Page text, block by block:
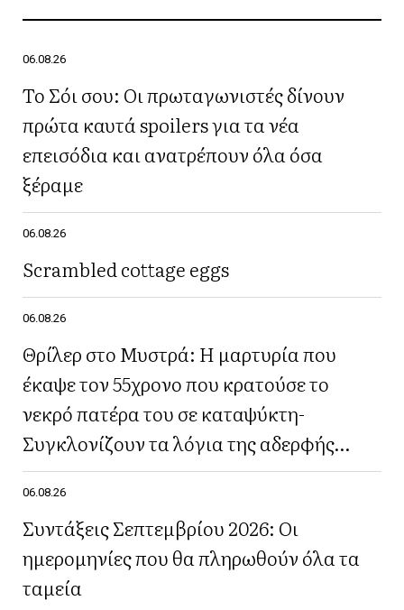
06.08.26
Το Σόι σου: Οι πρωταγωνιστές δίνουν
πρώτα καυτά spoilers για τα νέα
επεισόδια και ανατρέπουν όλα όσα
ξέραμε
06.08.26
Scrambled cottage eggs
06.08.26
Θρίλερ στο Μυστρά: Η μαρτυρία που
έκαψε τον 55χρονο που κρατούσε το
νεκρό πατέρα του σε καταψύκτη-
Συγκλονίζουν τα λόγια της αδερφής
του(Βίντεο)
06.08.26
Συντάξεις Σεπτεμβρίου 2026: Οι
ημερομηνίες που θα πληρωθούν όλα τα
ταμεία